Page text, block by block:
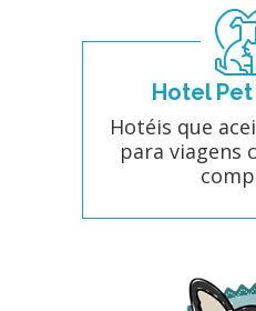
Hotel
Hotéis que
para viagens